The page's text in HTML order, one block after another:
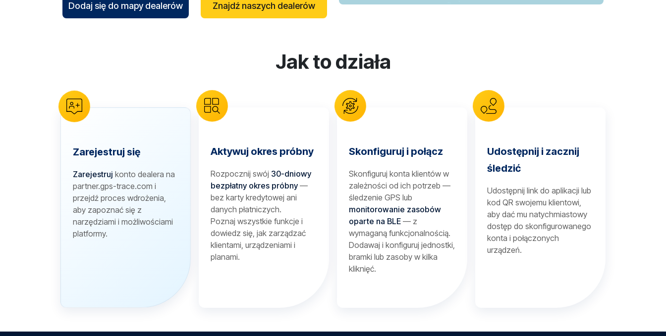
Dodaj się do mapy dealerów Znajdź naszych dealerów
Jak to działa
Zarejestruj się
Zarejestruj konto dealera na
partner.gps-trace.com i
przejdź proces wdrożenia,
aby zapoznać się z
narzędziami i możliwościami
platformy.
Aktywuj okres próbny
Rozpocznij swój 30-dniowy
bezpłatny okres próbny—
bez karty kredytowej ani
danych płatniczych.
Poznaj wszystkie funkcje i
dowiedz się, jak zarządzać
klientami, urządzeniami i
planami.
Skonfiguruj i połącz
Skonfiguruj konta klientów w
zależności od ich potrzeb —
śledzenie GPS lub
monitorowanie zasobów
oparte na BLE — z
wymaganą funkcjonalnością.
Dodawaj i konfiguruj jednostki,
bramki lub zasoby w kilka
kliknięć.
Udostępnij i zacznij
śledzić
Udostępnij link do aplikacji lub
kod QR swojemu klientowi,
aby dać mu natychmiastowy
dostęp do skonfigurowanego
konta i połączonych
urządzeń.